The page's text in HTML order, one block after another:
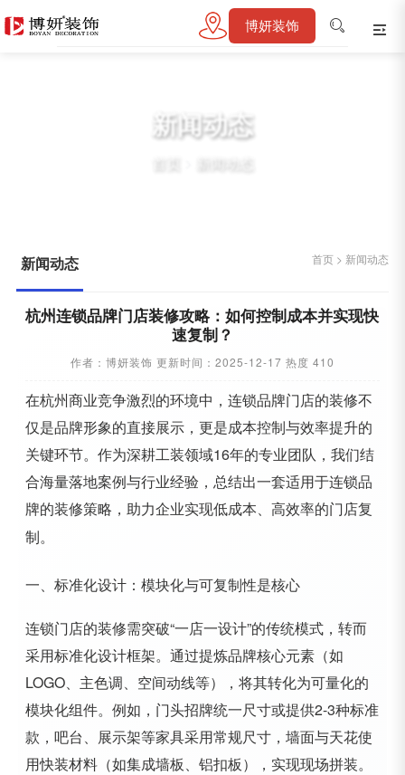
博妍装饰
新闻动态
首页 新闻动态
新闻动态 首页 > 新闻动态
杭州连锁品牌门店装修攻略：如何控制成本并实现快
速复制？
作者：博妍装饰 更新时间：2025-12-17 热度 410
在杭州商业竞争激烈的环境中，连锁品牌门店的装修不
仅是品牌形象的直接展示，更是成本控制与效率提升的
关键环节。作为深耕工装领域16年的专业团队，我们结
合海量落地案例与行业经验，总结出一套适用于连锁品
牌的装修策略，助力企业实现低成本、高效率的门店复
制。
一、标准化设计：模块化与可复制性是核心
连锁门店的装修需突破“一店一设计”的传统模式，转而
采用标准化设计框架。通过提炼品牌核心元素（如
LOGO、主色调、空间动线等），将其转化为可量化的
模块化组件。例如，门头招牌统一尺寸或提供2-3种标准
款，吧台、展示架等家具采用常规尺寸，墙面与天花使
用快装材料（如集成墙板、铝扣板），实现现场拼装。